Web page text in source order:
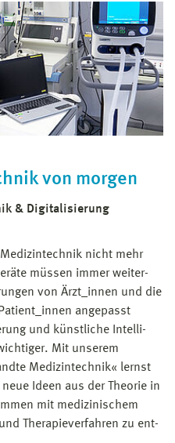
einer anderen
Mecklenburg-
anerkannt wird
(für Bewerber
Fachhochschulreife)
Berufsausbildung
welches einen
aufweist.
als Abschluss einer
Meisterin nach dem
der
jeweils gültigen
von morgen
& Digitalisierung
nicht mehr
müssen immer weiter­
von Ärzt_innen und die
an­ge­passt
und künstliche Intelli­
Mit unserem
Medizin­technik« lernst
Ideen aus der Theorie in
mit medizinischem
Therapie­verfahren zu ent­